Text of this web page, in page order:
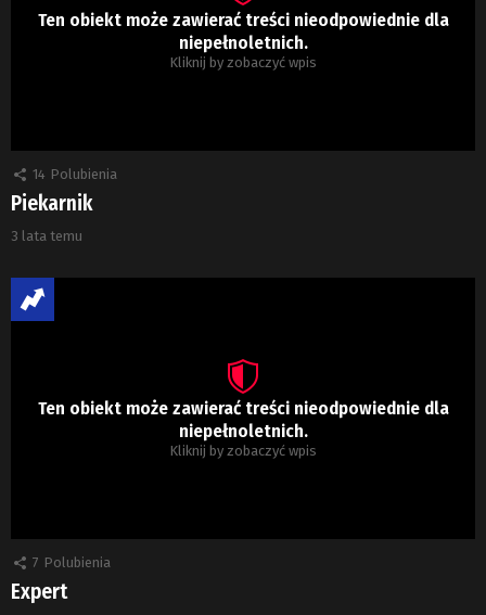
Ten obiekt może zawierać treści nieodpowiednie dla
niepełnoletnich.
Kliknij by zobaczyć wpis
14 Polubienia
Piekarnik
3 lata temu
Ten obiekt może zawierać treści nieodpowiednie dla
niepełnoletnich.
Kliknij by zobaczyć wpis
7 Polubienia
Expert